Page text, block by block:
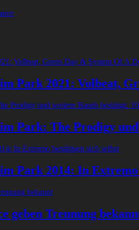
Park 2021: Volbeat,
Park: The Prodigy
Park 2014: In Extremo
geben Trennung